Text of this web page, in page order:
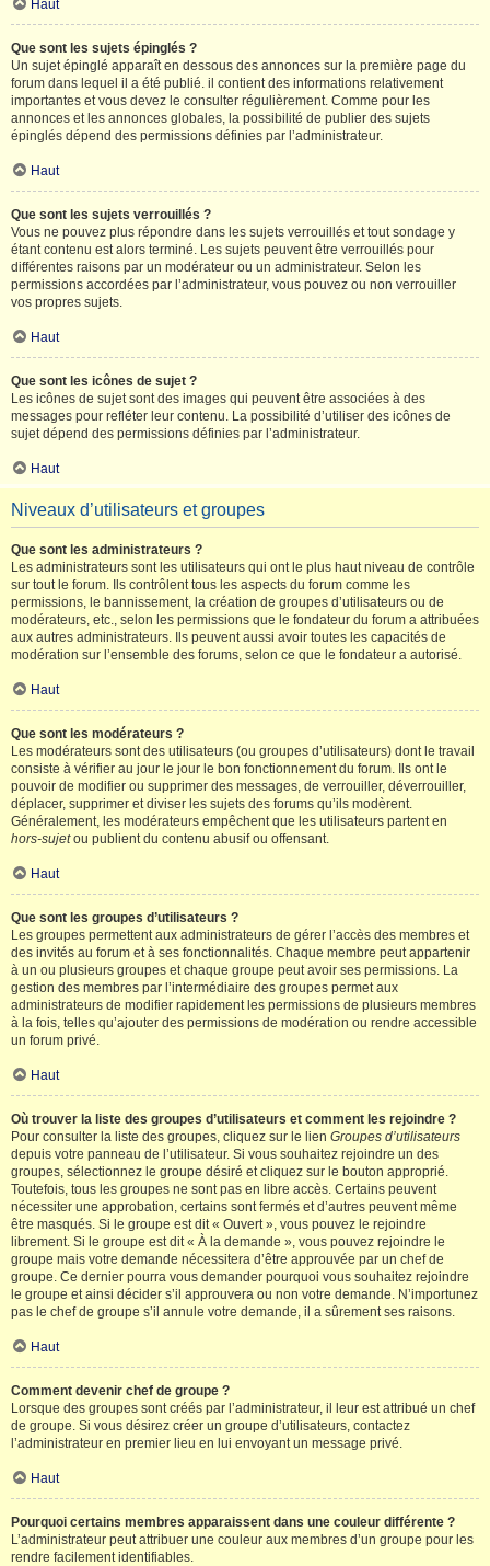
Haut
Que sont les sujets épinglés ?
Un sujet épinglé apparaît en dessous des annonces sur la première page du
forum dans lequel il a été publié. il contient des informations relativement
importantes et vous devez le consulter régulièrement. Comme pour les
annonces et les annonces globales, la possibilité de publier des sujets
épinglés dépend des permissions définies par l’administrateur.
Haut
Que sont les sujets verrouillés ?
Vous ne pouvez plus répondre dans les sujets verrouillés et tout sondage y
étant contenu est alors terminé. Les sujets peuvent être verrouillés pour
différentes raisons par un modérateur ou un administrateur. Selon les
permissions accordées par l’administrateur, vous pouvez ou non verrouiller
vos propres sujets.
Haut
Que sont les icônes de sujet ?
Les icônes de sujet sont des images qui peuvent être associées à des
messages pour refléter leur contenu. La possibilité d’utiliser des icônes de
sujet dépend des permissions définies par l’administrateur.
Haut
Niveaux d’utilisateurs et groupes
Que sont les administrateurs ?
Les administrateurs sont les utilisateurs qui ont le plus haut niveau de contrôle
sur tout le forum. Ils contrôlent tous les aspects du forum comme les
permissions, le bannissement, la création de groupes d’utilisateurs ou de
modérateurs, etc., selon les permissions que le fondateur du forum a attribuées
aux autres administrateurs. Ils peuvent aussi avoir toutes les capacités de
modération sur l’ensemble des forums, selon ce que le fondateur a autorisé.
Haut
Que sont les modérateurs ?
Les modérateurs sont des utilisateurs (ou groupes d’utilisateurs) dont le travail
consiste à vérifier au jour le jour le bon fonctionnement du forum. Ils ont le
pouvoir de modifier ou supprimer des messages, de verrouiller, déverrouiller,
déplacer, supprimer et diviser les sujets des forums qu’ils modèrent.
Généralement, les modérateurs empêchent que les utilisateurs partent en
hors-sujetou publient du contenu abusif ou offensant.
Haut
Que sont les groupes d’utilisateurs ?
Les groupes permettent aux administrateurs de gérer l’accès des membres et
des invités au forum et à ses fonctionnalités. Chaque membre peut appartenir
à un ou plusieurs groupes et chaque groupe peut avoir ses permissions. La
gestion des membres par l’intermédiaire des groupes permet aux
administrateurs de modifier rapidement les permissions de plusieurs membres
à la fois, telles qu’ajouter des permissions de modération ou rendre accessible
un forum privé.
Haut
Où trouver la liste des groupes d’utilisateurs et comment les rejoindre ?
Pour consulter la liste des groupes, cliquez sur le lien Groupes d’utilisateurs
depuis votre panneau de l’utilisateur. Si vous souhaitez rejoindre un des
groupes, sélectionnez le groupe désiré et cliquez sur le bouton approprié.
Toutefois, tous les groupes ne sont pas en libre accès. Certains peuvent
nécessiter une approbation, certains sont fermés et d’autres peuvent même
être masqués. Si le groupe est dit « Ouvert », vous pouvez le rejoindre
librement. Si le groupe est dit « À la demande », vous pouvez rejoindre le
groupe mais votre demande nécessitera d’être approuvée par un chef de
groupe. Ce dernier pourra vous demander pourquoi vous souhaitez rejoindre
le groupe et ainsi décider s’il approuvera ou non votre demande. N’importunez
pas le chef de groupe s’il annule votre demande, il a sûrement ses raisons.
Haut
Comment devenir chef de groupe ?
Lorsque des groupes sont créés par l’administrateur, il leur est attribué un chef
de groupe. Si vous désirez créer un groupe d’utilisateurs, contactez
l’administrateur en premier lieu en lui envoyant un message privé.
Haut
Pourquoi certains membres apparaissent dans une couleur différente ?
L’administrateur peut attribuer une couleur aux membres d’un groupe pour les
rendre facilement identifiables.